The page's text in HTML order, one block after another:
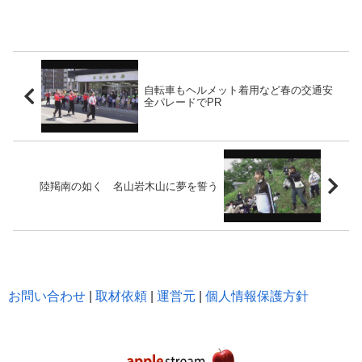
自転車もヘルメット着用など春の交通安
全パレードでPR
陸羯南の如く 名山岩木山に夢を誓う
お問い合わせ 取材依頼 運営元 個人情報保護方針